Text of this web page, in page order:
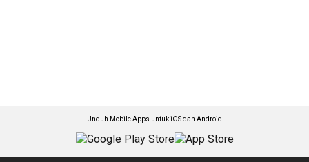
Unduh Mobile Apps untuk iOS dan Android